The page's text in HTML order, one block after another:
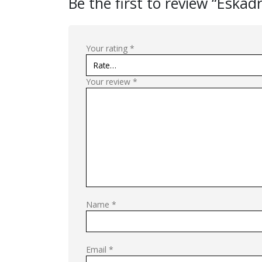
Your rating *
Your review *
Name *
Email *